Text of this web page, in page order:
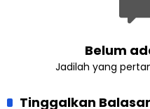
Belum
Jadilah yang
Tinggalkan